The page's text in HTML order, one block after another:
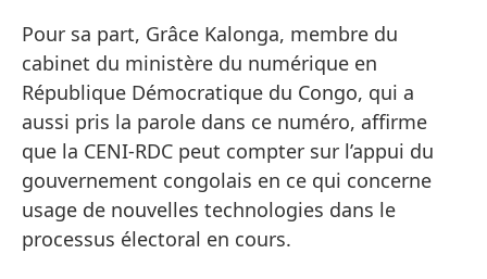
Pour sa part, Grâce Kalonga, membre du
cabinet du ministère du numérique en
République Démocratique du Congo, qui a
aussi pris la parole dans ce numéro, affirme
que la CENI-RDC peut compter sur l’appui du
gouvernement congolais en ce qui concerne
usage de nouvelles technologies dans le
processus électoral en cours.